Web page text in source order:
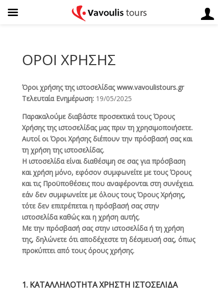
ΟΡΟΙ ΧΡΗΣΗΣ
Όροι χρήσης της ιστοσελίδας www.vavoulistours.gr
Τελευταία Ενημέρωση: 19/05/2025
Παρακαλούμε διαβάστε προσεκτικά τους Όρους
Χρήσης της ιστοσελίδας μας πριν τη χρησιμοποιήσετε.
Αυτοί οι Όροι Χρήσης διέπουν την πρόσβασή σας και
τη χρήση της ιστοσελίδας.
Η ιστοσελίδα είναι διαθέσιμη σε σας για πρόσβαση
και χρήση μόνο, εφόσον συμφωνείτε με τους Όρους
και τις Προϋποθέσεις που αναφέρονται στη συνέχεια.
εάν δεν συμφωνείτε με όλους τους Όρους Χρήσης,
τότε δεν επιτρέπεται η πρόσβασή σας στην
ιστοσελίδα καθώς και η χρήση αυτής.
Με την πρόσβασή σας στην ιστοσελίδα ή τη χρήση
της, δηλώνετε ότι αποδέχεστε τη δέσμευσή σας, όπως
προκύπτει από τους όρους χρήσης.
1. ΚΑΤΑΛΛΗΛΟΤΗΤΑ ΧΡΗΣΤΗ ΙΣΤΟΣΕΛΙΔΑ